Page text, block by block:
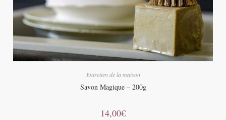
Entretien de la maison
Savon Magique – 200g
14,00€